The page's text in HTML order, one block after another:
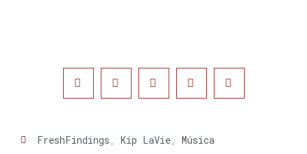
FreshFindings , Kip LaVie, Música